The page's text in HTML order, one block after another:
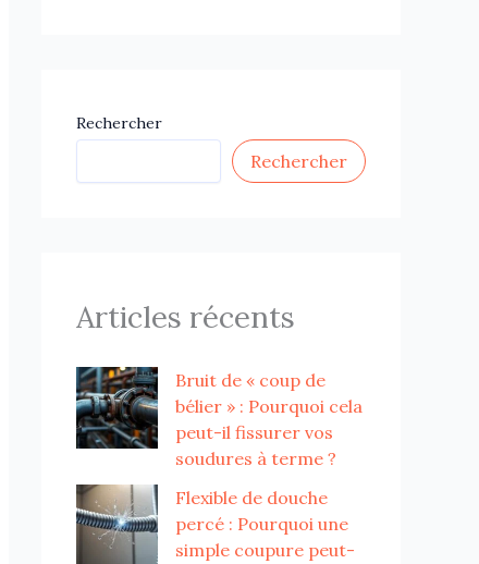
Rechercher
Rechercher
Articles récents
Bruit de « coup de
bélier » : Pourquoi cela
peut-il fissurer vos
soudures à terme ?
Flexible de douche
percé : Pourquoi une
simple coupure peut-